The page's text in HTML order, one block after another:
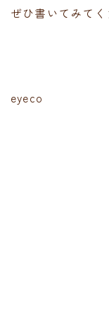
ぜひ書いてみて
eyeco